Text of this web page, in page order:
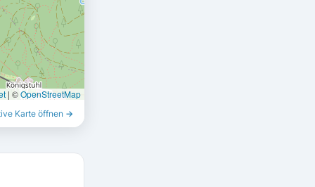
| ©OpenStreetMap
Karte öffnen →